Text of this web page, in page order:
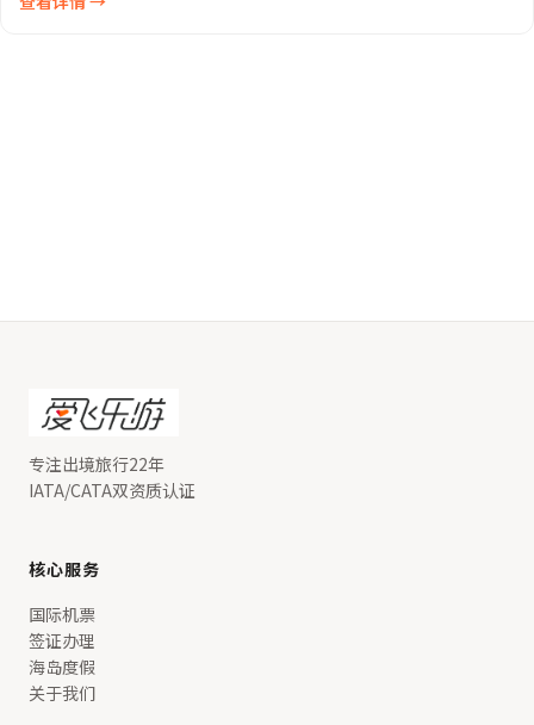
专注出境旅行22年
IATA/CATA双资质认证
核心服务
国际机票
签证办理
海岛度假
关于我们